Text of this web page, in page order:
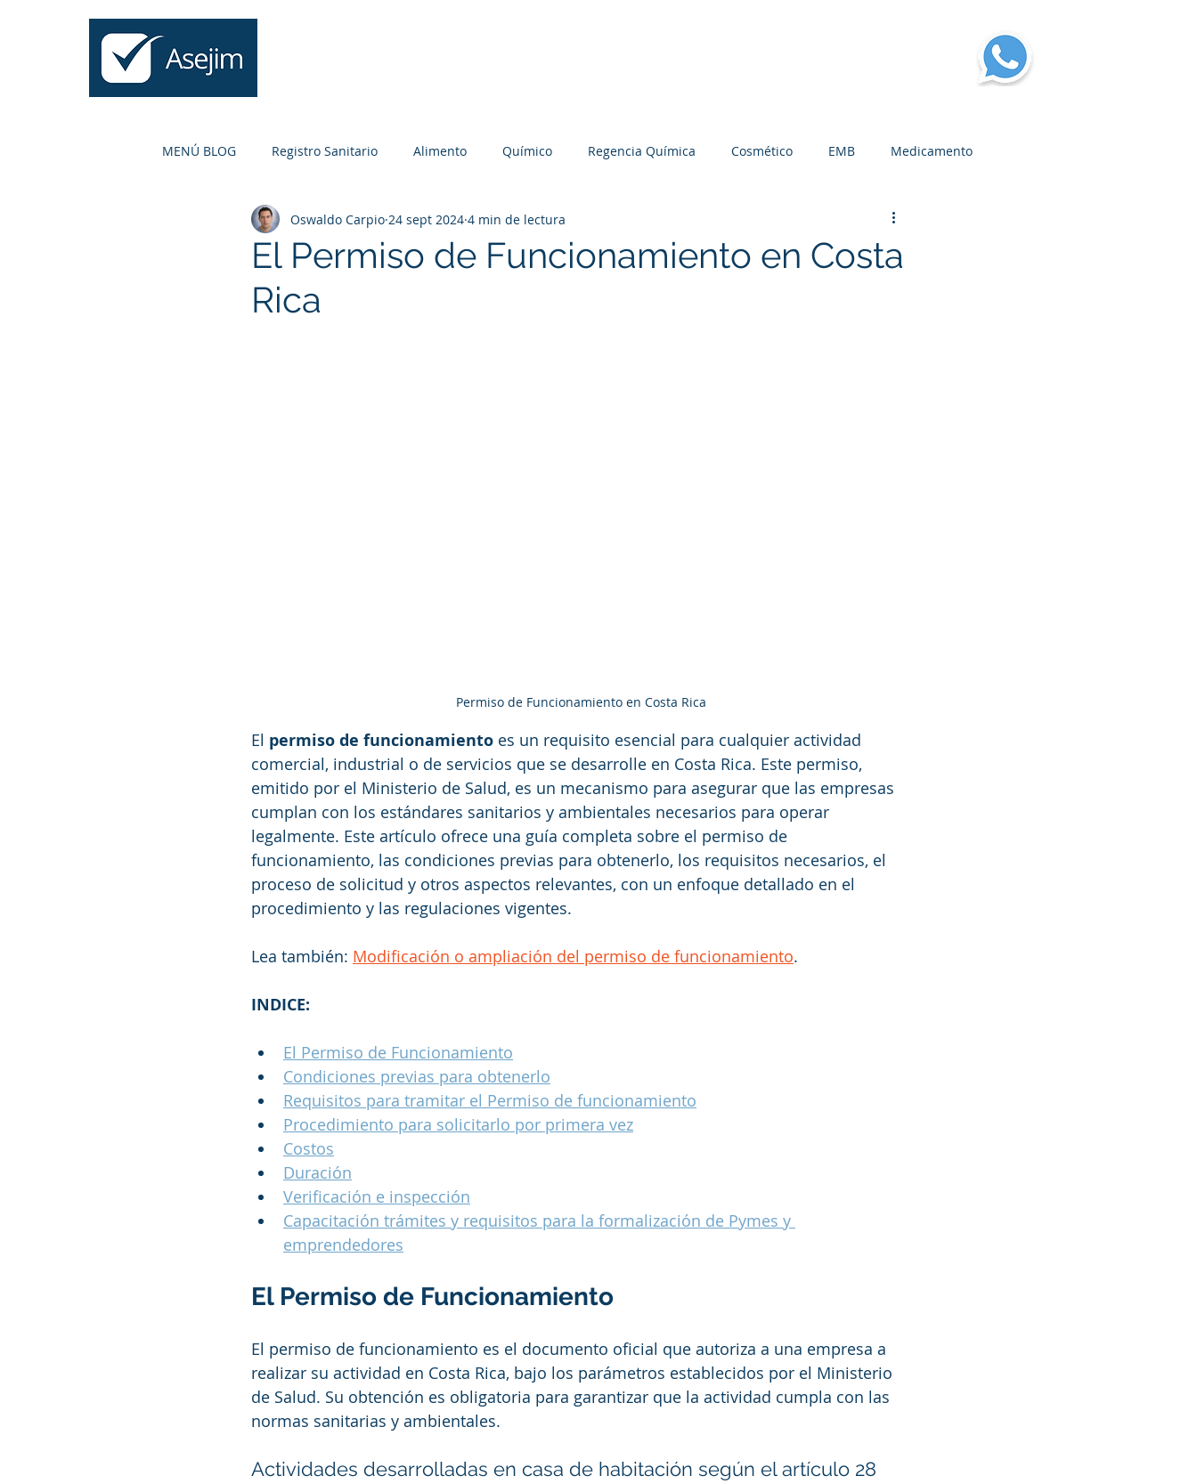
MENÚ BLOG Registro Sanitario Alimento Químico Regencia Química Cosmético EMB Medicamento
Higiénico Naturales CBD Suplementos
El Permiso de Funcionamiento en Costa
Rica
Oswaldo Carpio 24 sept 2024 4 min de lectura
Permiso de Funcionamiento en Costa Rica
El permiso de funcionamiento es un requisito esencial para cualquier actividad
comercial, industrial o de servicios que se desarrolle en Costa Rica. Este permiso,
emitido por el Ministerio de Salud, es un mecanismo para asegurar que las empresas
cumplan con los estándares sanitarios y ambientales necesarios para operar
legalmente. Este artículo ofrece una guía completa sobre el permiso de
funcionamiento, las condiciones previas para obtenerlo, los requisitos necesarios, el
proceso de solicitud y otros aspectos relevantes, con un enfoque detallado en el
procedimiento y las regulaciones vigentes.
Lea también: Modificación o ampliación del permiso de funcionamiento.
INDICE:
El Permiso de Funcionamiento
Condiciones previas para obtenerlo
Requisitos para tramitar el Permiso de funcionamiento
Procedimiento para solicitarlo por primera vez
Costos
Duración
Verificación e inspección
Capacitación trámites y requisitos para la formalización de Pymes y
emprendedores
El Permiso de Funcionamiento
El permiso de funcionamiento es el documento oficial que autoriza a una empresa a
realizar su actividad en Costa Rica, bajo los parámetros establecidos por el Ministerio
de Salud. Su obtención es obligatoria para garantizar que la actividad cumpla con las
normas sanitarias y ambientales.
Actividades desarrolladas en casa de habitación según el artículo 28